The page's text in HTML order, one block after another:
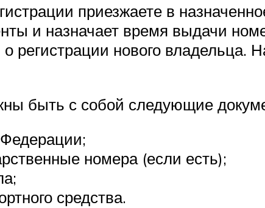
приезжаете в
и назначает время выдачи
регистрации нового владельца.
быть с собой следующие
номера (если есть);
средства.